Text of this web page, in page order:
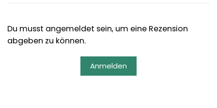
Du musst angemeldet sein, um eine Rezension
abgeben zu können.
Anmelden